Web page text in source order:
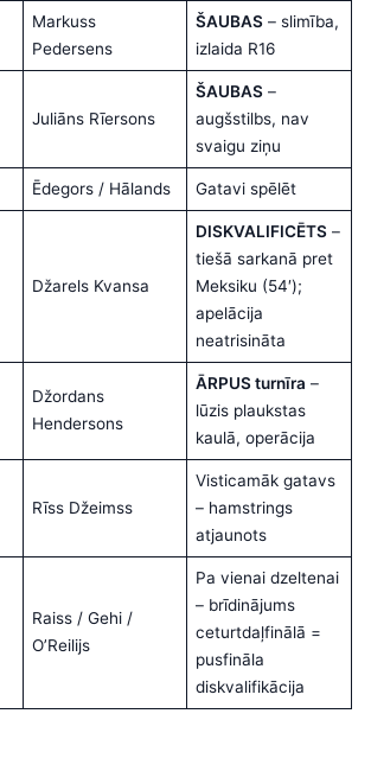
Markuss
Pedersens
ŠAUBAS– slimība,
izlaida R16
Juliāns Rīersons
ŠAUBAS–
augšstilbs, nav
svaigu ziņu
Ēdegors / Hālands Gatavi spēlēt
Džarels Kvansa
DISKVALIFICĒTS–
tiešā sarkanā pret
Meksiku (54′);
apelācija
neatrisināta
Džordans
Hendersons
ĀRPUS turnīra –
lūzis plaukstas
kaulā, operācija
Rīss Džeimss
Visticamāk gatavs
– hamstrings
atjaunots
Raiss / Gehi /
O’Reilijs
Pa vienai dzeltenai
– brīdinājums
ceturtdaļfinālā =
pusfināla
diskvalifikācija